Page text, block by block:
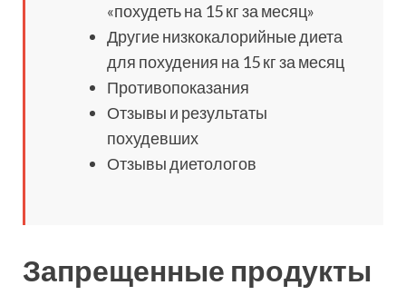
«похудеть на 15 кг за месяц»
Другие низкокалорийные диета
для похудения на 15 кг за месяц
Противопоказания
Отзывы и результаты
похудевших
Отзывы диетологов
Запрещенные продукты